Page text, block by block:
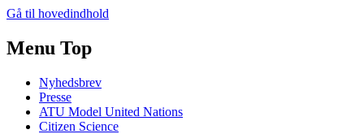
Gå til hovedindhold
Menu Top
Nyhedsbrev
Presse
ATU Model United Nations
Citizen Science